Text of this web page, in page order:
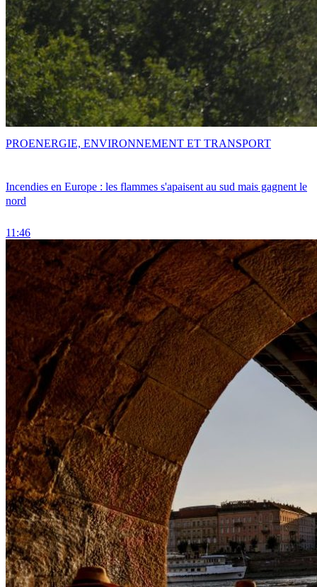
Incendies en Europe : les flammes s'apaisent au sud mais gagnent le
nord
11:46
PROENERGIE, ENVIRONNEMENT ET TRANSPORT